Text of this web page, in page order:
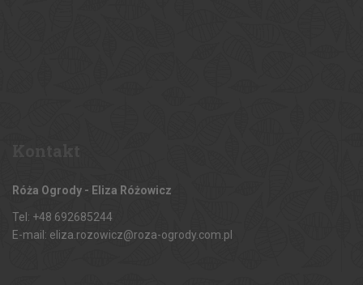
Róża Ogrody - Eliza Różowicz
Tel: +48 692685244
E-mail: eliza.rozowicz@roza-ogrody.com.pl